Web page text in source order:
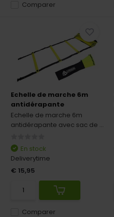
Comparer
Echelle de marche 6m
antidérapante
Echelle de marche 6m
antidérapante avec sac de ...
Comparer
En stock
Deliverytime
€ 15,95